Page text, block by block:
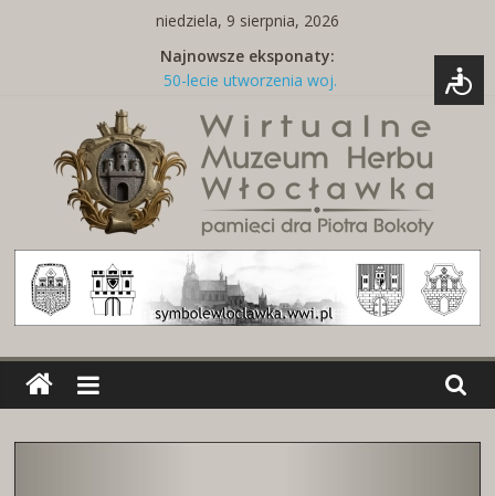
niedziela, 9 sierpnia, 2026
Najnowsze eksponaty:
50-lecie utworzenia woj.
Tabliczka z nazwą ulicy
Naszywki z herbami miast
Brelok z godłem Polski i herbem
miasta
Miedziany talerz z herbami miast
Wirtualne
Muzeum
Herbu
Włocławka